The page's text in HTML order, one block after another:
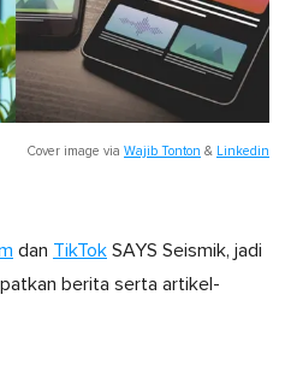
Cover image via Wajib Tonton & Linkedin
dan TikTok SAYS Seismik, jadi
berita serta artikel-